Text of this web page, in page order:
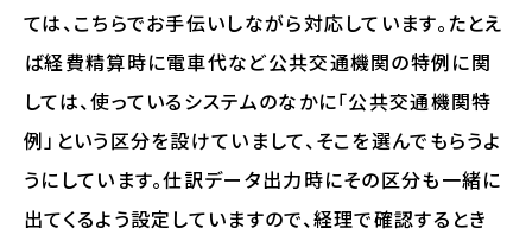
ては、こちらでお手伝いしながら対応しています。たとえ
ば経費精算時に電車代など公共交通機関の特例に関
しては、使っているシステムのなかに「公共交通機関特
例」という区分を設けていまして、そこを選んでもらうよ
うにしています。仕訳データ出力時にその区分も一緒に
出てくるよう設定していますので、経理で確認するとき